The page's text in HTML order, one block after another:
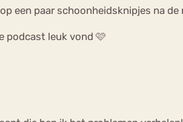
een paar schoonheidsknipjes na
podcast leuk vond 🩷